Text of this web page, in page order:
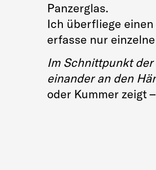
Panzerglas.
Ich überfliege
erfasse nur
Im Schnittpunkt
einander an den
oder Kummer zeigt